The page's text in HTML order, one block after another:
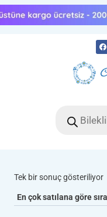
Skip
to
search
Tek bir sonuç gösteriliyor